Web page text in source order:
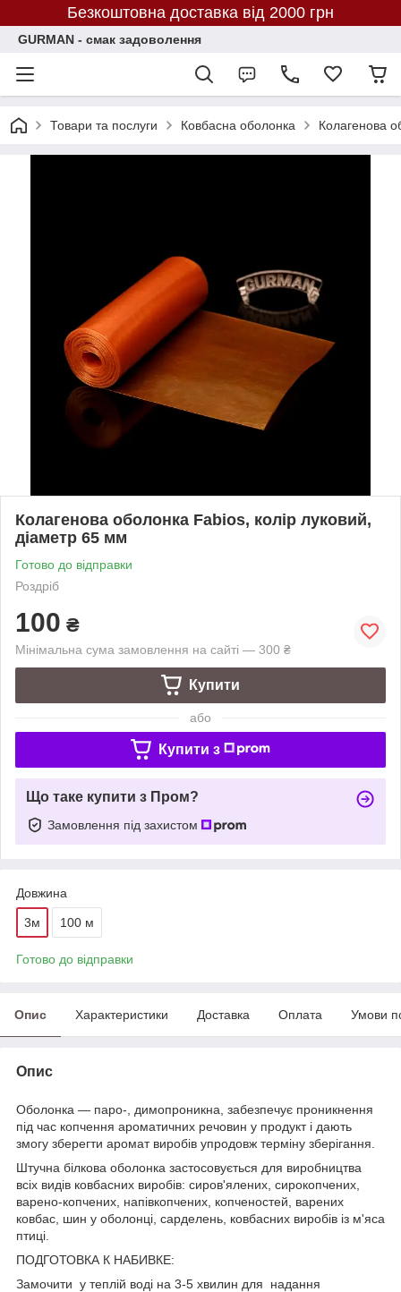
Безкоштовна доставка від 2000 грн
GURMAN - смак задоволення
Товари та послуги Ковбасна оболонка Колагенова
Колагенова оболонка Fabios, колір луковий,
діаметр 65 мм
Готово до відправки
Роздріб
100 ₴
Мінімальна сума замовлення на сайті — 300 ₴
Купити
або
Купити з
Що таке купити з Пром?
Замовлення під захистом
Довжина
3м 100 м
Готово до відправки
Опис Характеристики Доставка Оплата Умови
Опис
Оболонка — паро-, димопроникна, забезпечує проникнення
під час копчення ароматичних речовин у продукт і дають
змогу зберегти аромат виробів упродовж терміну зберігання.
Штучна білкова оболонка застосовується для виробництва
всіх видів ковбасних виробів: сиров'ялених, сирокопчених,
варено-копчених, напівкопчених, копченостей, варених
ковбас, шин у оболонці, сарделень, ковбасних виробів із м'яса
птиці.
ПОДГОТОВКА К НАБИВКЕ:
Замочити у теплій воді на 3-5 хвилин для надання